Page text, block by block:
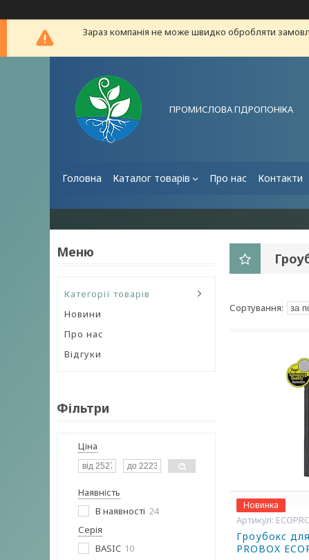
Зараз компанія не може швидко обробляти
ПРОМИСЛОВА ГІДРОПОНІКА
Головна Каталог товарів Про нас Контакти
Категорії товарів
Новини
Про нас
Відгуки
Фільтри
Ціна
Наявність
В наявності 24
Серія
BASIC 10
Новинка
Гроубокс
PROBOX